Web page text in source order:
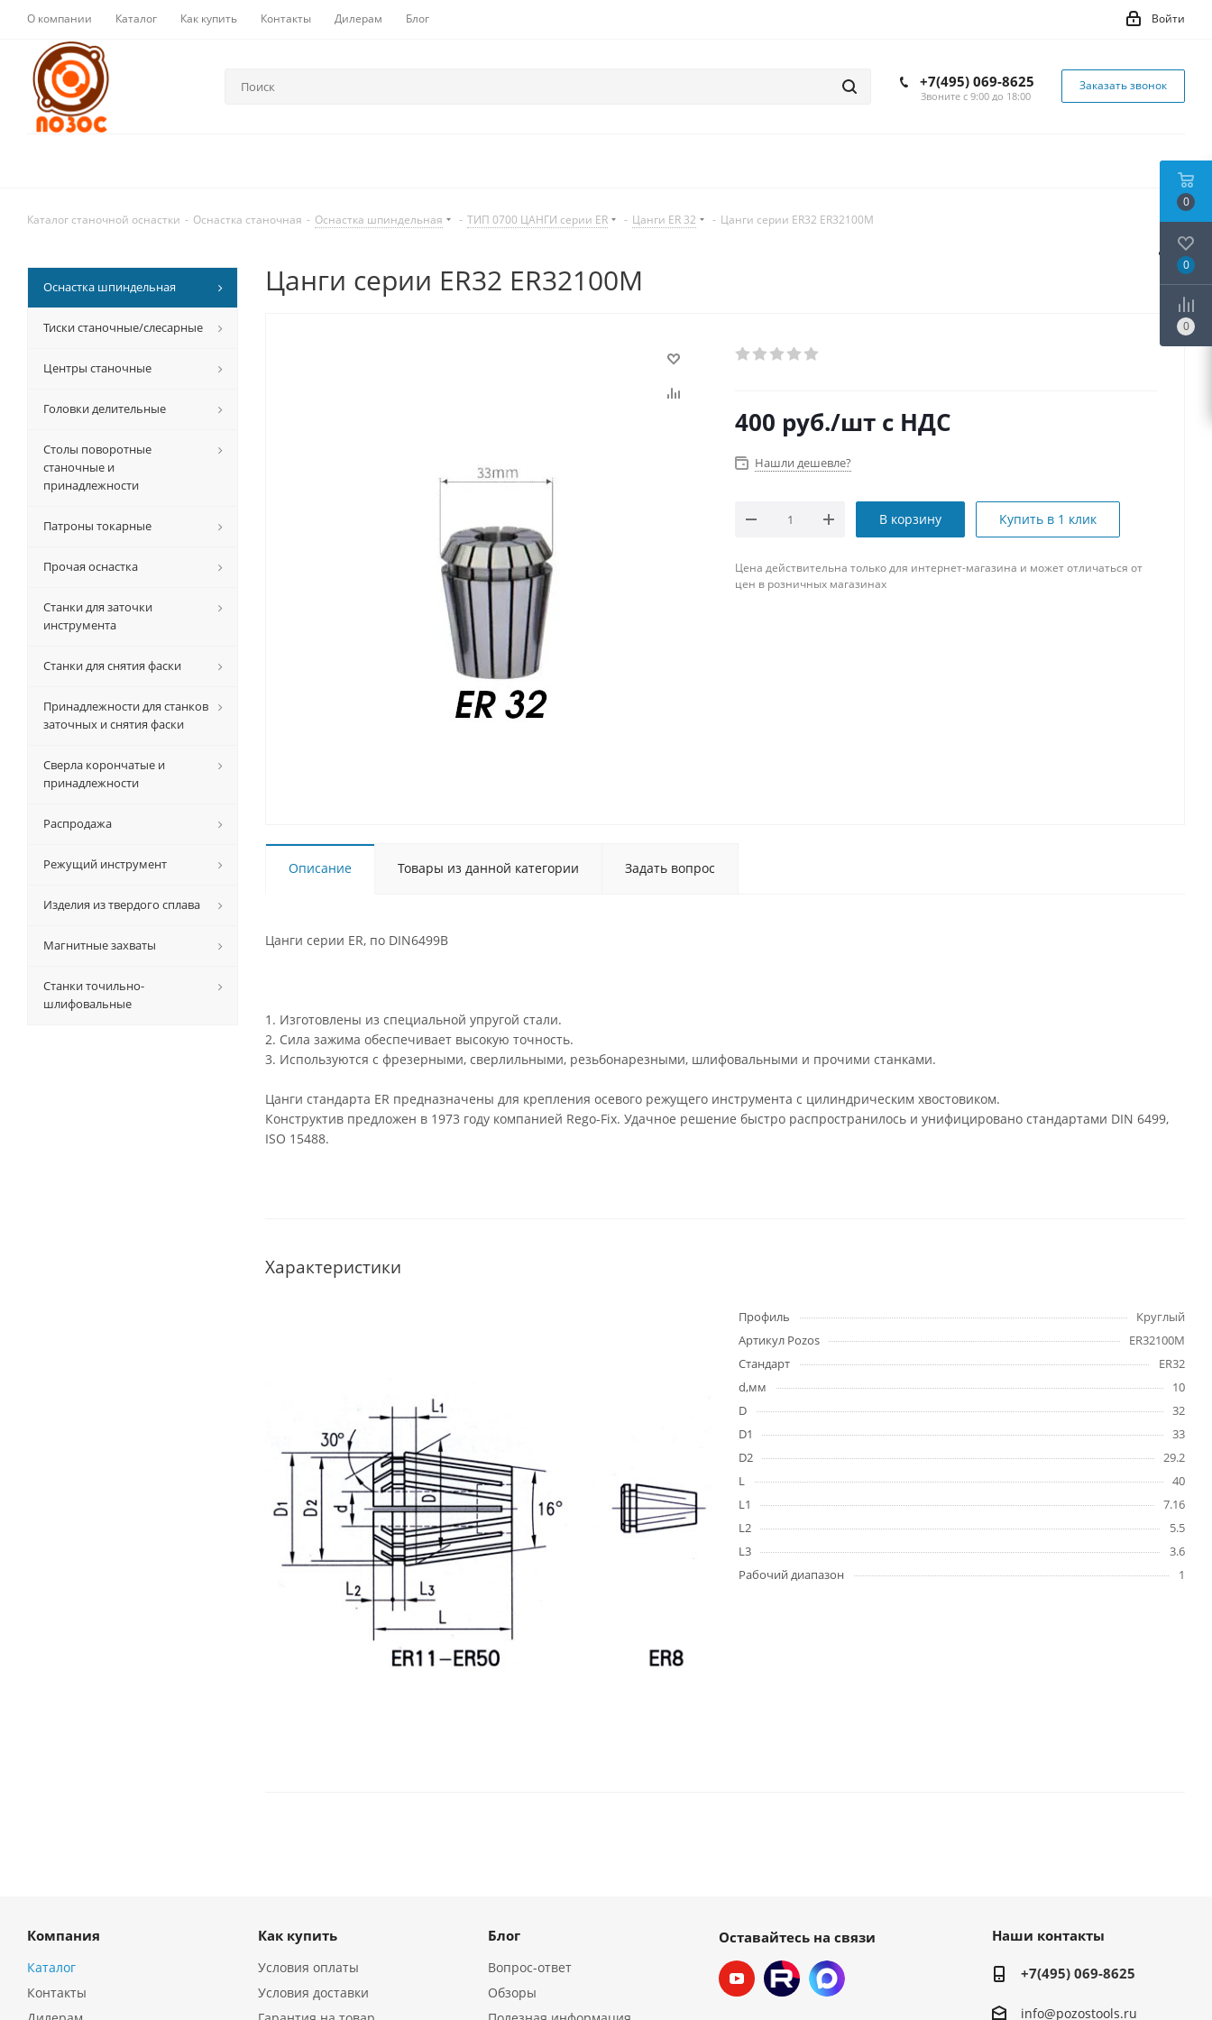
О компании Каталог Как купить Контакты Дилерам Блог Войти
+7(495) 069-8625
Звоните с 9:00 до 18:00
Заказать звонок
Каталог станочной оснастки - Оснастка станочная - Оснастка шпиндельная - ТИП 0700 ЦАНГИ серии ER - Цанги ER 32 - Цанги серии ER32 ER32100M
Цанги серии ER32 ER32100M
400 руб./шт с НДС
Нашли дешевле?
В корзину Купить в 1 клик
Цена действительна только для интернет-магазина и может отличаться от
цен в розничных магазинах
Описание Товары из данной категории Задать вопрос
Цанги серии ER, по DIN6499B
1. Изготовлены из специальной упругой стали.
2. Сила зажима обеспечивает высокую точность.
3. Используются с фрезерными, сверлильными, резьбонарезными, шлифовальными и прочими станками.
Цанги стандарта ER предназначены для крепления осевого режущего инструмента с цилиндрическим хвостовиком.
Конструктив предложен в 1973 году компанией Rego-Fix. Удачное решение быстро распространилось и унифицировано стандартами DIN 6499,
ISO 15488.
Характеристики
Профиль
Круглый
Артикул Pozos
ER32100M
Стандарт
ER32
d,мм
10
D
32
D1
33
D2
29.2
L
40
L1
7.16
L2
5.5
L3
3.6
Рабочий диапазон
1
Оснастка шпиндельная
Тиски станочные/слесарные
Центры станочные
Головки делительные
Столы поворотные
станочные и
принадлежности
Патроны токарные
Прочая оснастка
Станки для заточки
инструмента
Станки для снятия фаски
Принадлежности для станков
заточных и снятия фаски
Сверла корончатые и
принадлежности
Распродажа
Режущий инструмент
Изделия из твердого сплава
Магнитные захваты
Станки точильно-
шлифовальные
Компания
Каталог
Контакты
Как купить
Условия оплаты
Условия доставки
Блог
Вопрос-ответ
Обзоры
Оставайтесь на связи Наши контакты
+7(495) 069-8625
info@pozostools.ru
0
0
0